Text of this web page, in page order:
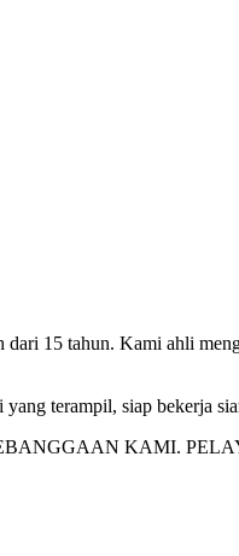
15 tahun. Kami ahli
terampil, siap bekerja
KAMI.